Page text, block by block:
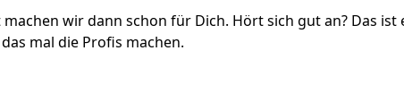
wir dann schon für Dich. Hört sich gut an? Das ist
mal die Profis machen.